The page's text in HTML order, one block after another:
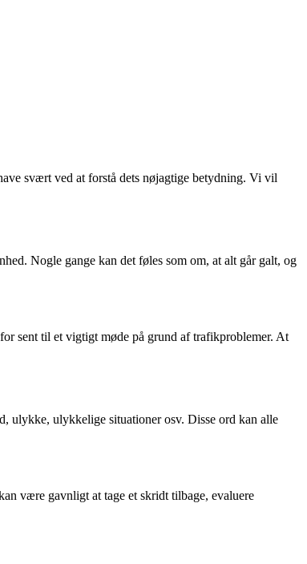
svært ved at forstå dets nøjagtige betydning. Vi vil
Nogle gange kan det føles som om, at alt går galt, og
sent til et vigtigt møde på grund af trafikproblemer. At
ulykke, ulykkelige situationer osv. Disse ord kan alle
være gavnligt at tage et skridt tilbage, evaluere